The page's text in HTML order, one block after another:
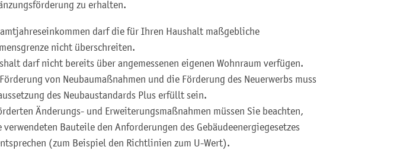
zu erhalten.
darf die für Ihren Haushalt maßgebliche
nicht überschreiten.
darf nicht bereits über angemessenen eigenen Wohnraum verfügen.
von Neubaumaßnahmen und die Förderung des Neuerwerbs muss
des Neubaustandards Plus erfüllt sein.
Änderungs- und Erweiterungsmaßnahmen müssen Sie beachten,
verwendeten Bauteile den Anforderungen des Gebäudeenergiegesetzes
(zum Beispiel den Richtlinien zum U-Wert).